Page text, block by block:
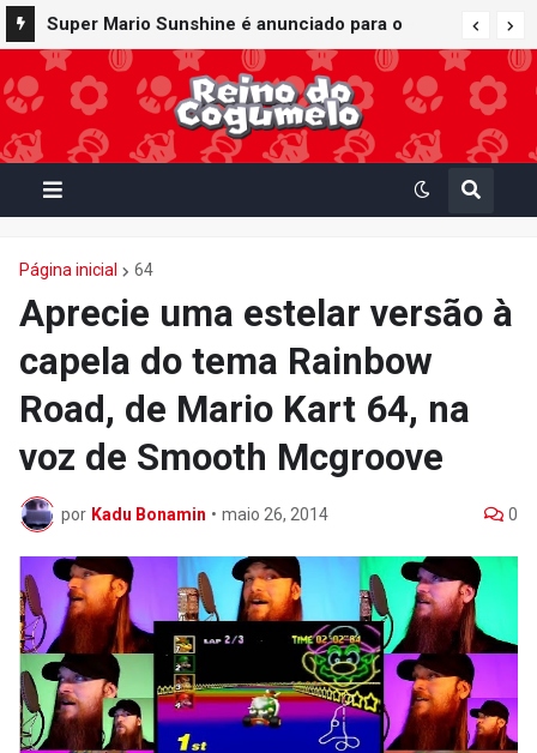
Super Mario Sunshine é anunciado para o
Nintendo GameCube - Nintendo Classics do
Nintendo Switch Online
Página inicial 64
Aprecie uma estelar versão à
capela do tema Rainbow
Road, de Mario Kart 64, na
voz de Smooth Mcgroove
por Kadu Bonamin • maio 26, 2014 0